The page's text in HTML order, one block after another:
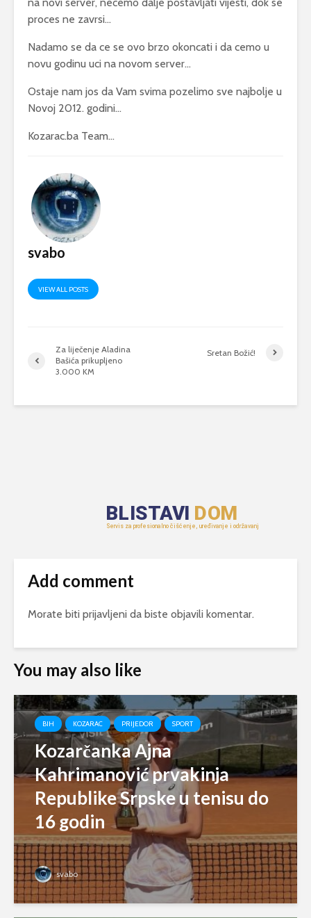
na novi server, necemo dalje postavljati vijesti, dok se
proces ne zavrsi…
Nadamo se da ce se ovo brzo okoncati i da cemo u
novu godinu uci na novom server…
Ostaje nam jos da Vam svima pozelimo sve najbolje u
Novoj 2012. godini…
Kozarac.ba Team…
svabo
VIEW ALL POSTS
Za liječenje Aladina
Bašića prikupljeno
3.000 KM
Sretan Božić!
Add comment
Morate biti prijavljeni da biste objavili komentar.
You may also like
BIH KOZARAC PRIJEDOR SPORT
Kozarčanka Ajna
Kahrimanović prvakinja
Republike Srpske u tenisu do
16 godin
svabo